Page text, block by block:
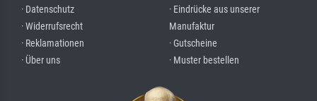
· Datenschutz
· Widerrufsrecht
· Reklamationen
· Über uns
· Eindrücke aus unserer
Manufaktur
· Gutscheine
· Muster bestellen